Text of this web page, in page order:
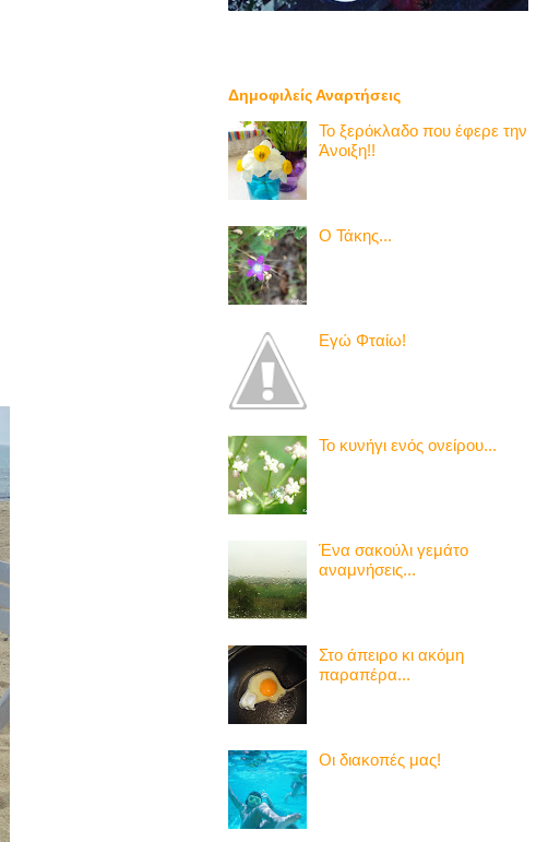
Δημοφιλείς Αναρτήσεις
Το ξερόκλαδο που έφερε την
Άνοιξη!!
Ο Τάκης...
Εγώ Φταίω!
Το κυνήγι ενός ονείρου...
Ένα σακούλι γεμάτο
αναμνήσεις...
Στο άπειρο κι ακόμη
παραπέρα...
Οι διακοπές μας!